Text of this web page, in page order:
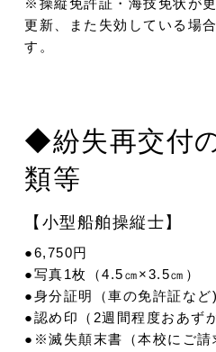
※操縦免許証・海技免状が
更新、また失効している場
す。
◆紛失再交付
類等
【小型船舶操縦士】
●6,750円
●写真1枚（4.5㎝×3.5㎝）
●身分証明（車の免許証など
●認め印（2週間程度おあず
●※滅失顛末書（本校にご請